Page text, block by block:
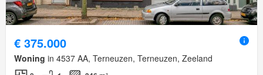
€ 375.000
Woning in 4537 AA, Terneuzen, Terneuzen, Zeeland